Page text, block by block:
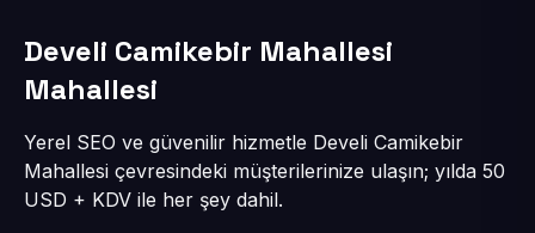
Develi Camikebir Mahallesi
Mahallesi
Yerel SEO ve güvenilir hizmetle Develi Camikebir
Mahallesi çevresindeki müşterilerinize ulaşın; yılda 50
USD + KDV ile her şey dahil.